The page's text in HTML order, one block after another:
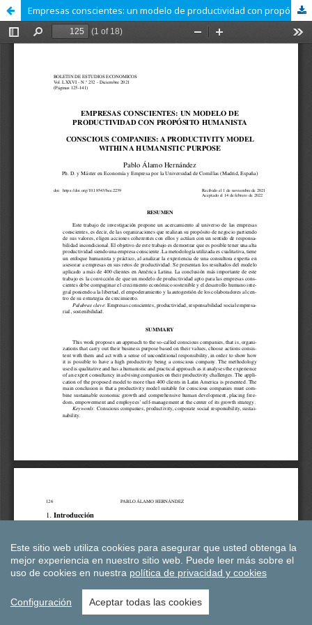
Empresas conscientes: un modelo de productividad con propósito humanista
Este sitio web utiliza cookies para asegurar que usted obtenga la
mejor experiencia en nuestro sitio web. Puede leer más sobre el
uso de cookies en nuestra política de privacidad y cookies
Configuración Aceptar todas las cookies